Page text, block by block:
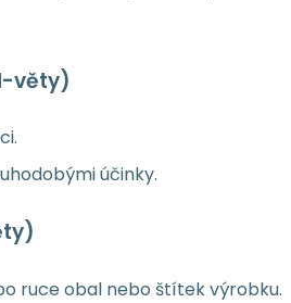
věty)
účinky.
ruce obal nebo štítek výrobku.